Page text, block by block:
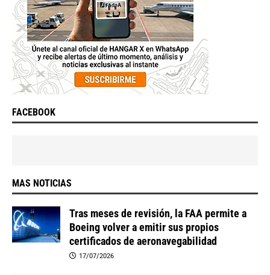
FACEBOOK
MAS NOTICIAS
Tras meses de revisión, la FAA permite a
Boeing volver a emitir sus propios
certificados de aeronavegabilidad
17/07/2026